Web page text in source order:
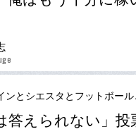
ンとシエスタとフットボール
答えられない」